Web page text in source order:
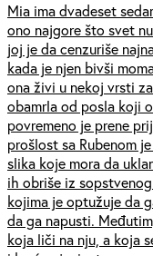
Mia ima dvadeset
ono najgore što svet
joj je da cenzuriše
kada je njen bivši
ona živi u nekoj vrsti
obamrla od posla koji
povremeno je prene
prošlost sa Rubenom
slika koje mora da
ih obriše iz
kojima je optužuje da
da ga napusti.
koja liči na nju, a koja